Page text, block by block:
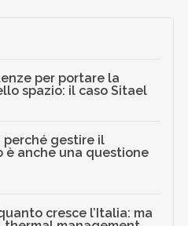
per portare la
spazio: il caso Sitael
perché gestire il
è anche una questione
cresce l’Italia: ma